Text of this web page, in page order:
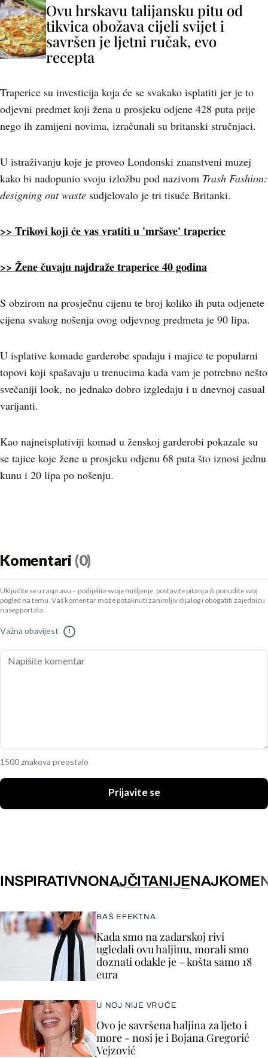
Ovu hrskavu talijansku pitu od
tikvica obožava cijeli svijet i
savršen je ljetni ručak, evo
recepta
Traperice su investicija koja će se svakako isplatiti jer je to
odjevni predmet koji žena u prosjeku odjene 428 puta prije
nego ih zamijeni novima, izračunali su britanski stručnjaci.
U istraživanju koje je proveo Londonski znanstveni muzej
kako bi nadopunio svoju izložbu pod nazivom Trash Fashion:
designing out waste sudjelovalo je tri tisuće Britanki.
>> Trikovi koji će vas vratiti u 'mršave' traperice
>> Žene čuvaju najdraže traperice 40 godina
S obzirom na prosječnu cijenu te broj koliko ih puta odjenete
cijena svakog nošenja ovog odjevnog predmeta je 90 lipa.
U isplative komade garderobe spadaju i majice te popularni
topovi koji spašavaju u trenucima kada vam je potrebno nešto
svečaniji look, no jednako dobro izgledaju i u dnevnoj casual
varijanti.
Kao najneisplativiji komad u ženskoj garderobi pokazale su
se tajice koje žene u prosjeku odjenu 68 puta što iznosi jednu
kunu i 20 lipa po nošenju.
Komentari (0)
Uključite se u raspravu – podijelite svoje mišljenje, postavite pitanja ili ponudite svoj
pogled na temu. Vaš komentar može potaknuti zanimljiv dijalog i obogatiti zajednicu
našeg portala.
Važna obavijest !
1500 znakova preostalo
Prijavite se
INSPIRATIVNONAJČITANIJE
BAŠ EFEKTNA
Kada smo na zadarskoj rivi
ugledali ovu haljinu, morali smo
doznati odakle je – košta samo 18
eura
U NOJ NIJE VRUĆE
Ovo je savršena haljina za ljeto i
more - nosi je i Bojana Gregorić
Vejzović